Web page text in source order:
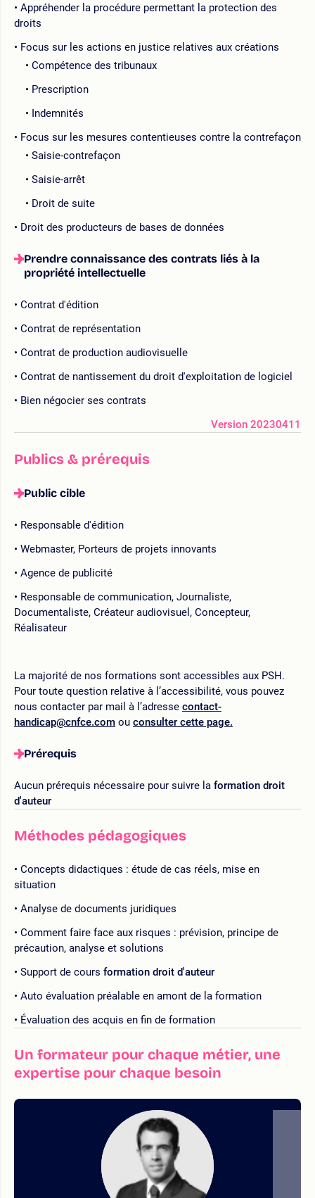
Appréhender la procédure permettant la protection des
droits
Focus sur les actions en justice relatives aux créations
Compétence des tribunaux
Prescription
Indemnités
Focus sur les mesures contentieuses contre la contrefaçon
Saisie-contrefaçon
Saisie-arrêt
Droit de suite
Droit des producteurs de bases de données
Prendre connaissance des contrats liés à la
propriété intellectuelle
Contrat d'édition
Contrat de représentation
Contrat de production audiovisuelle
Contrat de nantissement du droit d'exploitation de logiciel
Bien négocier ses contrats
Version 20230411
Publics & prérequis
Public cible
Responsable d'édition
Webmaster, Porteurs de projets innovants
Agence de publicité
Responsable de communication, Journaliste,
Documentaliste, Créateur audiovisuel, Concepteur,
Réalisateur
La majorité de nos formations sont accessibles aux PSH.
Pour toute question relative à l’accessibilité, vous pouvez
nous contacter par mail à l’adresse contact-
handicap@cnfce.com ou consulter cette page.
Prérequis
Aucun prérequis nécessaire pour suivre la formation droit
d'auteur
Méthodes pédagogiques
Concepts didactiques : étude de cas réels, mise en
situation
Analyse de documents juridiques
Comment faire face aux risques : prévision, principe de
précaution, analyse et solutions
Support de cours formation droit d'auteur
Auto évaluation préalable en amont de la formation
Évaluation des acquis en fin de formation
Un formateur pour chaque métier, une
expertise pour chaque besoin